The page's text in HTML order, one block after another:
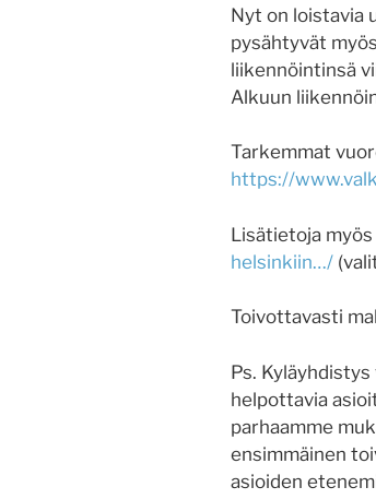
Nyt on loistavia
pysähtyvät
liikennöintinsä
Alkuun
Tarkemmat
https://
Lisätietoja myös
helsinkiin…/
Toivottavasti
Ps.
helpottavia
parhaamme
ensimmäinen
asioiden